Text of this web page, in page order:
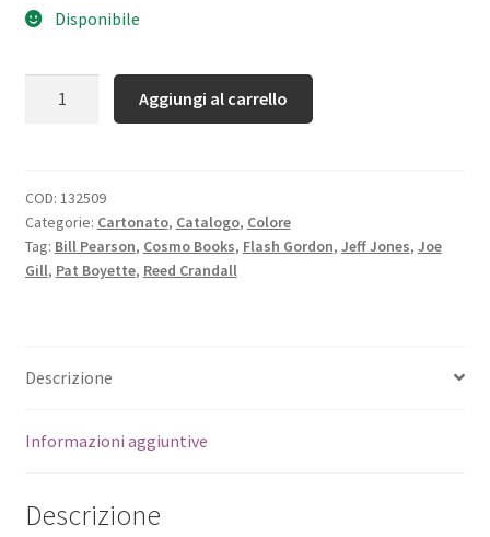
Disponibile
Aggiungi al carrello
COD: 132509
Categorie: Cartonato, Catalogo, Colore
Tag: Bill Pearson, Cosmo Books, Flash Gordon, Jeff Jones, Joe
Gill, Pat Boyette, Reed Crandall
Descrizione
Informazioni aggiuntive
Descrizione